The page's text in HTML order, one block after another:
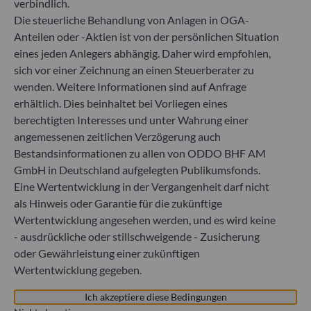
(„BaFin“) zugelassene und beaufsichtigte
Fondsverwaltungsgesellschaft
Handelsregister : HRB 11971 Amtsgericht Düsseldorf
ODDO BHF Asset Management LUX
6, rue Gabriel Lippmann
L-5365 Munsbach
Luxemburg
+352 45 76 76 245
Von der Luxemburger Commission de Surveillance du
Secteur Financier (CSSF) zugelassene
Fondsverwaltungsgesellschaft, Handelsregisternummer: B
29891
Mitteilung zu EU-Sanktionen gegen Russland
In Übereinstimmung mit den von der Europäischen Union
im Zusammenhang mit der Ukraine-Krise verhängten
verbindlich.
Die steuerliche Behandlung von Anlagen in OGA-
Anteilen oder -Aktien ist von der persönlichen Situation
eines jeden Anlegers abhängig. Daher wird empfohlen,
sich vor einer Zeichnung an einen Steuerberater zu
wenden. Weitere Informationen sind auf Anfrage
erhältlich. Dies beinhaltet bei Vorliegen eines
berechtigten Interesses und unter Wahrung einer
angemessenen zeitlichen Verzögerung auch
Bestandsinformationen zu allen von ODDO BHF AM
GmbH in Deutschland aufgelegten Publikumsfonds.
Eine Wertentwicklung in der Vergangenheit darf nicht
als Hinweis oder Garantie für die zukünftige
Wertentwicklung angesehen werden, und es wird keine
- ausdrückliche oder stillschweigende - Zusicherung
oder Gewährleistung einer zukünftigen
Wertentwicklung gegeben.
Ich akzeptiere diese Bedingungen